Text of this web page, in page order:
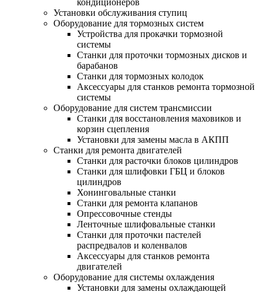
кондиционеров
Установки обслуживания ступиц
Оборудование для тормозных систем
Устройства для прокачки тормозной
системы
Станки для проточки тормозных дисков и
барабанов
Станки для тормозных колодок
Аксессуары для станков ремонта тормозной
системы
Оборудование для систем трансмиссии
Станки для восстановления маховиков и
корзин сцепления
Установки для замены масла в АКПП
Станки для ремонта двигателей
Станки для расточки блоков цилиндров
Станки для шлифовки ГБЦ и блоков
цилиндров
Хонинговальные станки
Станки для ремонта клапанов
Опрессовочные стенды
Ленточные шлифовальные станки
Станки для проточки пастелей
распредвалов и коленвалов
Аксессуары для станков ремонта
двигателей
Оборудование для системы охлаждения
Установки для замены охлаждающей